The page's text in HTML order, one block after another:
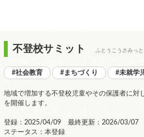
不登校サミット ふとうこうさみっと
#社会教育 #まちづくり #未就学
地域で増加する不登校児童やその保護者に対
を開催します。
登録：2025/04/09 最終更新：2026/03/07
ステータス：本登録